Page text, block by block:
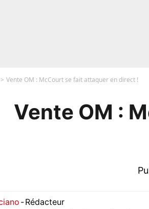
Vente OM : McCourt se fait attaquer en direct !
Vente OM :
-Rédacteur